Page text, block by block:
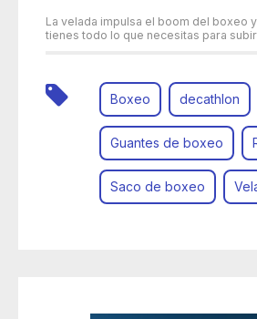
La velada impulsa el boom del boxeo
tienes todo lo que necesitas para
Boxeo decathlon
Guantes de boxeo
Saco de boxeo